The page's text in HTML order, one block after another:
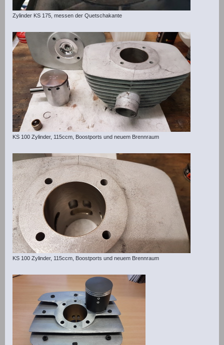
Zylinder KS 175, messen der Quetschakante
KS 100 Zylinder, 115ccm, Boostports und neuem Brennraum
KS 100 Zylinder, 115ccm, Boostports und neuem Brennraum